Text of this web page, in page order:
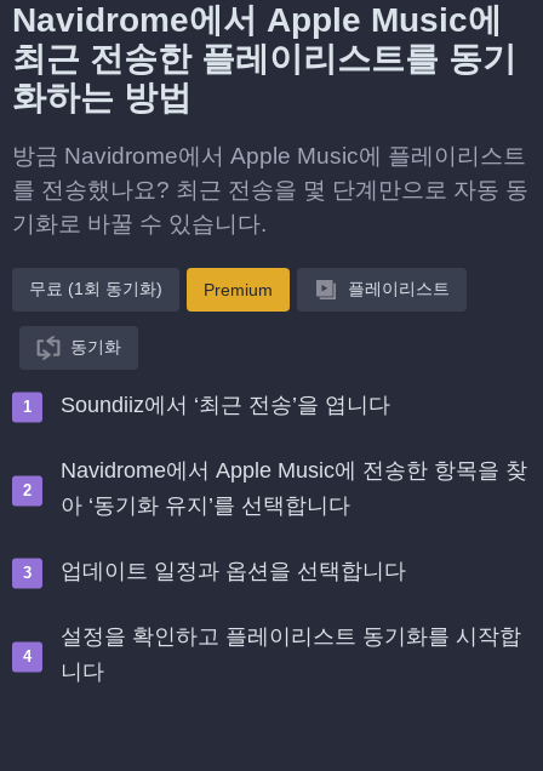
Navidrome에서 Apple Music에
최근 전송한 플레이리스트를 동기
화하는 방법
방금 Navidrome에서 Apple Music에 플레이리스트
를 전송했나요? 최근 전송을 몇 단계만으로 자동 동
기화로 바꿀 수 있습니다.
무료 (1회 동기화) Premium 플레이리스트
동기화
Soundiiz에서 ‘최근 전송’을 엽니다
Navidrome에서 Apple Music에 전송한 항목을 찾
아 ‘동기화 유지’를 선택합니다
업데이트 일정과 옵션을 선택합니다
설정을 확인하고 플레이리스트 동기화를 시작합
니다